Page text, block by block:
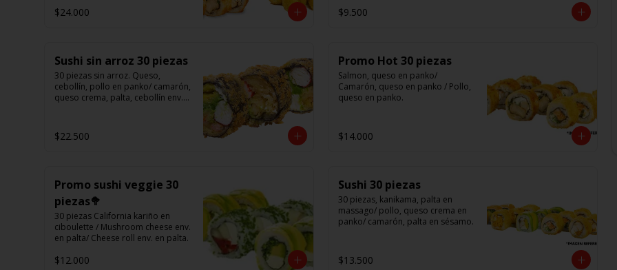
rellenas de camarón, queso
crema)/ gyosas mixtas.
$24.000 $9.500
Sushi sin arroz 30 piezas
30 piezas sin arroz. Queso,
cebollín, pollo en panko/ camarón,
queso crema, palta, cebollín env.
en panko.
$22.500
Promo Hot 30 piezas
Salmon, queso en panko/
Camarón, queso en panko / Pollo,
queso en panko.
$14.000
Promo sushi veggie 30
piezas🥦
30 piezas California kariño en
ciboulette / Mushroom cheese env.
en palta/ Cheese roll env. en palta.
$12.000
Sushi 30 piezas
30 piezas, kanikama, palta en
massago/ pollo, queso crema en
panko/ camarón, palta en sésamo.
$13.500